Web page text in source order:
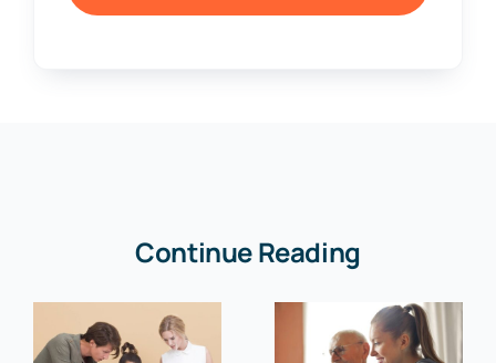
Continue Reading